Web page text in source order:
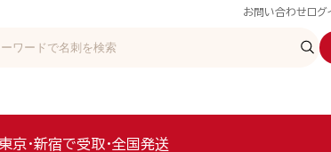
お問い合わせ ログ
京・新宿で受取・全国発送